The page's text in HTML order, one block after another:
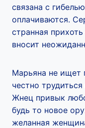
связана с
оплачиваются.
странная
вносит
Марьяна не ищет
честно
Жнец привык
будь то новое
желанная